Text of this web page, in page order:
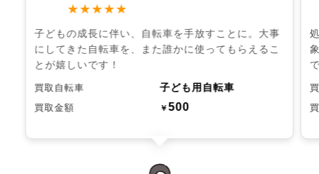
★★★★★
子どもの成長に伴い、自転車を手放すことに。大事
にしてきた自転車を、また誰かに使ってもらえるこ
とが嬉しいです！
買取自転車 子ども用自転車
買取金額 ￥500